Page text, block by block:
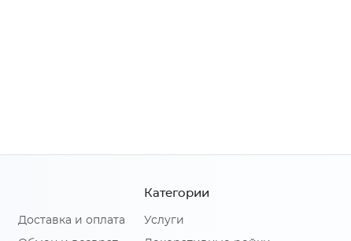
Доставка и оплата
Категории
Услуги